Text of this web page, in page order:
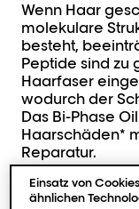
Wenn Haar
molekulare
besteht,
Peptide sind zu
Haarfaser
wodurch der
Das Bi-Phase
Haarschäden*
Reparatur.
Patentierte 2-
Einsatz von
ähnlichen